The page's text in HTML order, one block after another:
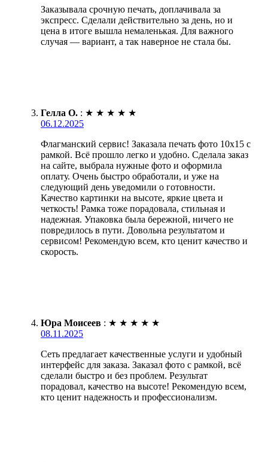
Заказывала срочную печать, доплачивала за
экспресс. Сделали действительно за день, но и
цена в итоге вышла немаленькая. Для важного
случая — вариант, а так наверное не стала бы.
Гелла О. : ★ ★ ★ ★ ★
06.12.2025
Флагманский сервис! Заказала печать фото 10х15 с
рамкой. Всё прошло легко и удобно. Сделала заказ
на сайте, выбрала нужные фото и оформила
оплату. Очень быстро обработали, и уже на
следующий день уведомили о готовности.
Качество картинки на высоте, яркие цвета и
четкость! Рамка тоже порадовала, стильная и
надежная. Упаковка была бережной, ничего не
повредилось в пути. Довольна результатом и
сервисом! Рекомендую всем, кто ценит качество и
скорость.
Юра Моисеев : ★ ★ ★ ★ ★
08.11.2025
Сеть предлагает качественные услуги и удобный
интерфейс для заказа. Заказал фото с рамкой, всё
сделали быстро и без проблем. Результат
порадовал, качество на высоте! Рекомендую всем,
кто ценит надежность и профессионализм.